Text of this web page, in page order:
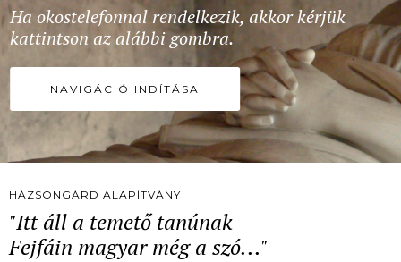
Ha okostelefonnal rendelkezik, akkor kérjük
kattintson az alábbi gombra.
NAVIGÁCIÓ INDÍTÁSA
HÁZSONGÁRD ALAPÍTVÁNY
"Itt áll a temető tanúnak
Fejfáin magyar még a szó..."